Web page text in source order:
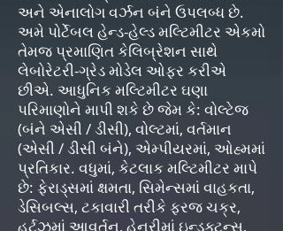
અને એનાલોગ વર્ઝન બંને ઉપલબ્ધ છે.
અમે પોર્ટેબલ હેન્ડ-હેલ્ડ મલ્ટિમીટર એકમો
તેમજ પ્રમાણિત કેલિબ્રેશન સાથે
લેબોરેટરી-ગ્રેડ મોડેલ ઓફર કરીએ
છીએ. આધુનિક મલ્ટિમીટર ઘણા
પરિમાણોને માપી શકે છે જેમ કે: વોલ્ટેજ
(બંને એસી / ડીસી), વોલ્ટમાં, વર્તમાન
(એસી / ડીસી બંને), એમ્પીયરમાં, ઓહ્મમાં
પ્રતિકાર. વધુમાં, કેટલાક મલ્ટિમીટર માપે
છે: ફેરાડ્સમાં ક્ષમતા, સિમેન્સમાં વાહકતા,
ડેસિબલ્સ, ટકાવારી તરીકે ફરજ ચક્ર,
હર્ટ્ઝમાં આવર્તન, હેનરીમાં ઇન્ડક્ટન્સ,